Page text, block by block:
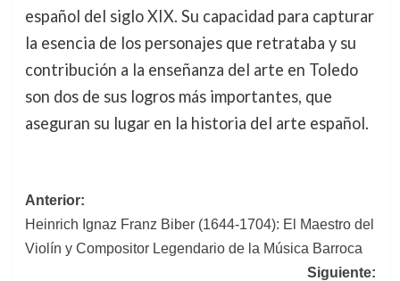
español del siglo XIX. Su capacidad para capturar
la esencia de los personajes que retrataba y su
contribución a la enseñanza del arte en Toledo
son dos de sus logros más importantes, que
aseguran su lugar en la historia del arte español.
Navegación
de
entradas
Anterior:
Heinrich Ignaz Franz Biber (1644-1704): El Maestro del
Violín y Compositor Legendario de la Música Barroca
Siguiente: